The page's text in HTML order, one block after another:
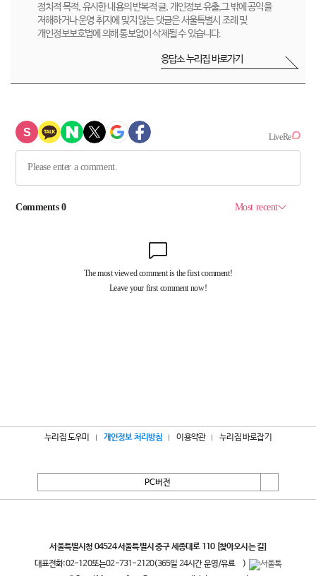
정치적 목적, 유사한 내용의 반복적 글, 개인정보 유출,그 밖에 공익을
저해하거나 운영 취지에 맞지 않는 댓글은 서울특별시 조례 및
개인정보보호법에 의해 통보없이 삭제될 수 있습니다.
응답소 누리집 바로가기
누리집 도우미 개인정보 처리방침 이용약관 누리집 바로잡기
PC버전
서울특별시청 04524 서울특별시 중구 세종대로 110 [찾아오시는 길]
대표전화:02-120또는02-731-2120(365일 24시간 운영/유료
)